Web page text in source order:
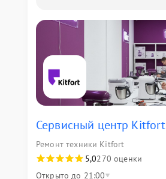
Сервисный центр Kitfort
Ремонт техники Kitfort
5,0270 оценки
Открыто до 21:00